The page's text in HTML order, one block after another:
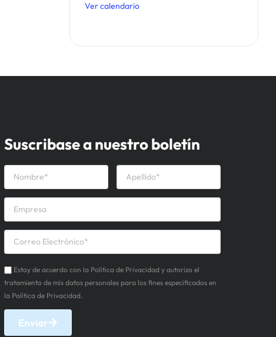
Ver calendario
Suscribase a nuestro boletín
Estoy de acuerdo con la Política de Privacidad y autorizo el
tratamiento de mis datos personales para los fines especificados en
la Política de Privacidad.
Enviar